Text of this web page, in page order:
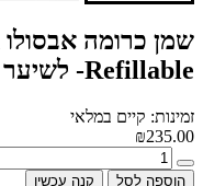
Refillable- לשיער צבוע מלא ברק
זמינות: קיים במלאי
₪235.00
הוספה לסל קנה עכשיו